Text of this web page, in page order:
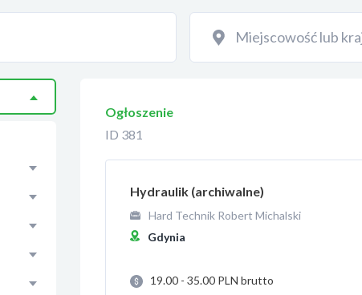
Ogłoszenie
ID 381
Hydraulik (archiwalne)
Hard Technik Robert Michalski
Gdynia
19.00 - 35.00 PLN brutto